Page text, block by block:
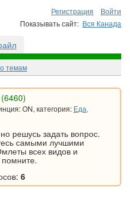
Регистрация
Войти
Показывать сайт: Вся Канада
темам
(6460)
ON, категория: Еда,
решусь задать вопрос.
самыми лучшими
всех видов и
6